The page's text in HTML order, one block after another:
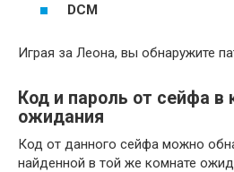
DCM
Играя за Леона, вы обнаружите
Код и пароль от сейфа в
ожидания
Код от данного сейфа можно
найденной в той же комнате